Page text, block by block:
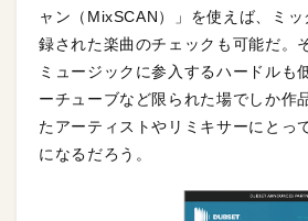
ャン（MixSCAN）」を使えば、ミ
録された楽曲のチェックも可能だ。
ミュージックに参入するハードルも
ーチューブなど限られた場でしか作
たアーティストやリミキサーにとっ
になるだろう。